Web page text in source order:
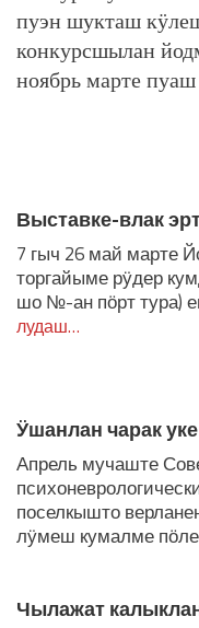
пуэн шукташ
конкурсшылан
ноябрь марте
Выставке-влак
7 гыч 26 май марте
торгайыме рӱдер
шо №-ан пӧрт тура)
лудаш…
Ӱшанлан чарак уке
Апрель мучаште
поселкышто
лӱмеш кумалме
Чылажат